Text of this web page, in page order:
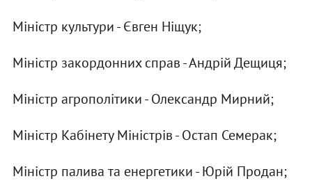
Міністр культури - Євген Ніщук;
Міністр закордонних справ - Андрій Дещиця;
Міністр агрополітики - Олександр Мирний;
Міністр Кабінету Міністрів - Остап Семерак;
Міністр палива та енергетики - Юрій Продан;